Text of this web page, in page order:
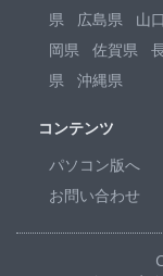
県
広島県 山
岡県
佐賀県
県
沖縄県
コンテンツ
パソコン版へ
お問い合わせ